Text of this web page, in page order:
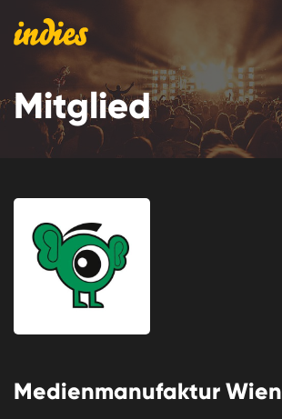
Mitglied
Medienmanufaktur Wien